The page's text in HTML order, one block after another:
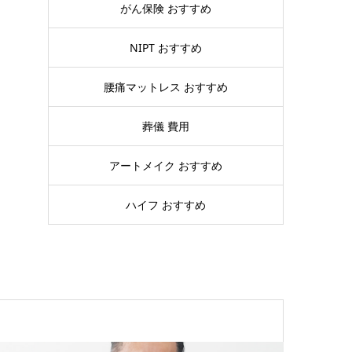
がん保険 おすすめ
NIPT おすすめ
腰痛マットレス おすすめ
葬儀 費用
アートメイク おすすめ
ハイフ おすすめ